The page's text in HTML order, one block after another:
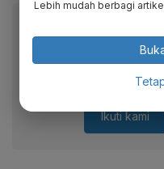
Dapatkan
berharga dari
Ikuti kami
Lebih mudah berbagi